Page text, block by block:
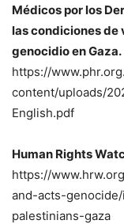
Médicos por los
las condiciones de
genocidio en Gaza.
https://
content/uploads/
English.pdf
Human Rights
https://
and-acts-
palestinians-gaza